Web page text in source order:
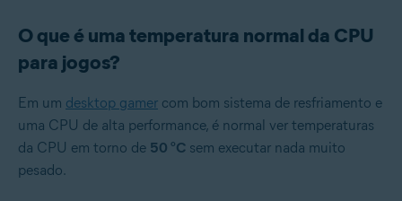
O que é uma temperatura normal da CPU
para jogos?
Em um desktop gamer com bom sistema de resfriamento e
uma CPU de alta performance, é normal ver temperaturas
da CPU em torno de 50 °C sem executar nada muito
pesado.